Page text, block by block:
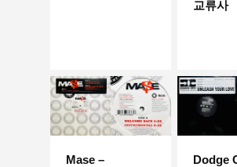
교류사
Mase –
Dodge